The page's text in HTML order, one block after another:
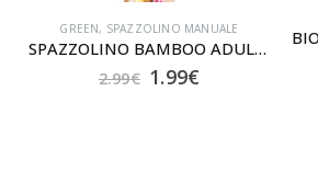
GREEN, SPAZZOLINO MANUALE
SPAZZOLINO BAMBOO ADULTI
2.99€ Il
1.99€Il